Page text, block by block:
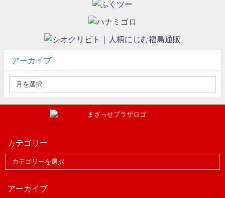
アーカイブ
カテゴリー
アーカイブ